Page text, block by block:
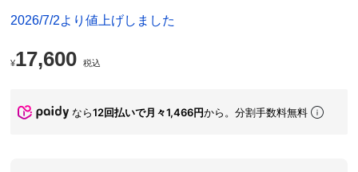
2026/7/2より値上げしました
¥17,600 税込
なら12回払いで月々1,466円から。分割手数料無料